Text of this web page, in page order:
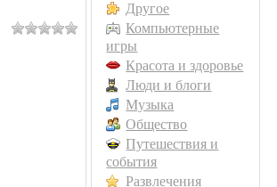
Другое
Компьютерные
игры
Красота и здоровье
Люди и блоги
Музыка
Общество
Путешествия и
события
Развлечения